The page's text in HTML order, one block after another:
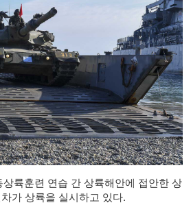
륙훈련 연습 간 상륙해안에 접안한 상
가 상륙을 실시하고 있다.